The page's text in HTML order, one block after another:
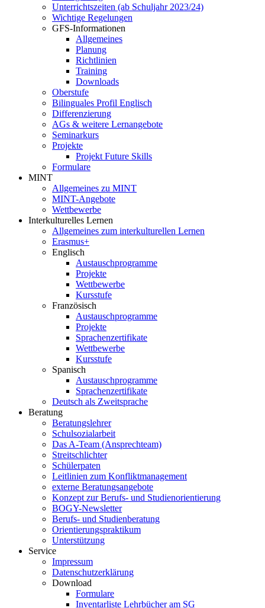
Unterrichtszeiten (ab Schuljahr 2023/24)
Wichtige Regelungen
GFS-Informationen
Allgemeines
Planung
Richtlinien
Training
Downloads
Oberstufe
Bilinguales Profil Englisch
Differenzierung
AGs & weitere Lernangebote
Seminarkurs
Projekte
Projekt Future Skills
Formulare
MINT
Allgemeines zu MINT
MINT-Angebote
Wettbewerbe
Interkulturelles Lernen
Allgemeines zum interkulturellen Lernen
Erasmus+
Englisch
Austauschprogramme
Projekte
Wettbewerbe
Kursstufe
Französisch
Austauschprogramme
Projekte
Sprachenzertifikate
Wettbewerbe
Kursstufe
Spanisch
Austauschprogramme
Sprachenzertifikate
Deutsch als Zweitsprache
Beratung
Beratungslehrer
Schulsozialarbeit
Das A-Team (Ansprechteam)
Streitschlichter
Schülerpaten
Leitlinien zum Konfliktmanagement
externe Beratungsangebote
Konzept zur Berufs- und Studienorientierung
BOGY-Newsletter
Berufs- und Studienberatung
Orientierungspraktikum
Unterstützung
Service
Impressum
Datenschutzerklärung
Download
Formulare
Inventarliste Lehrbücher am SG